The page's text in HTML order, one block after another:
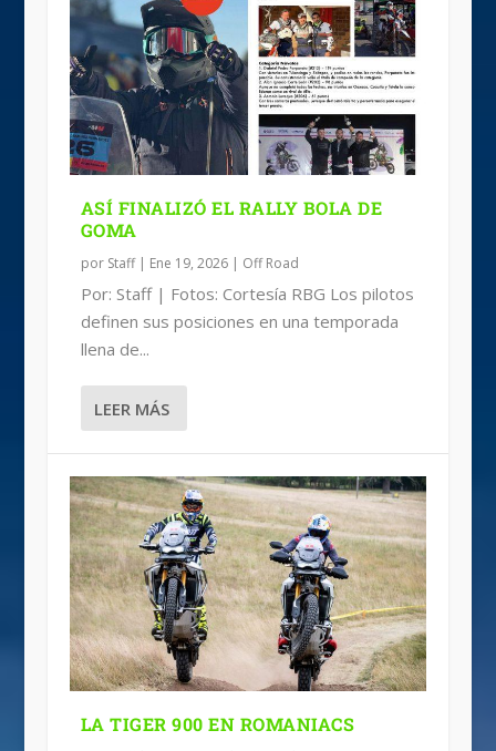
LA TIGER 900 EN ROMANIACS
MOTOCICLISMO DEPORTIVO PARA LA
NACIÓN, DESAPROVECH...
CAMPEONATO EUROPEO RALLY
¡CABALGA TU PROPIA BESTIA...
RUTA CON CAUSA CON JR OFFROAD
ASÍ FINALIZÓ EL RALLY BOLA DE
GOMA
por Staff| Ene 19, 2026| Off Road
Por: Staff | Fotos: Cortesía RBG Los pilotos
definen sus posiciones en una temporada
llena de...
LEER MÁS
LA TIGER 900 EN ROMANIACS